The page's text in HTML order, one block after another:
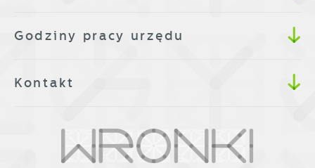
Godziny pracy urzędu
Kontakt